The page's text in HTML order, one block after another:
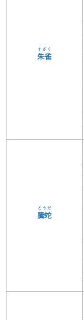
朱雀
すざく
騰蛇
とうだ